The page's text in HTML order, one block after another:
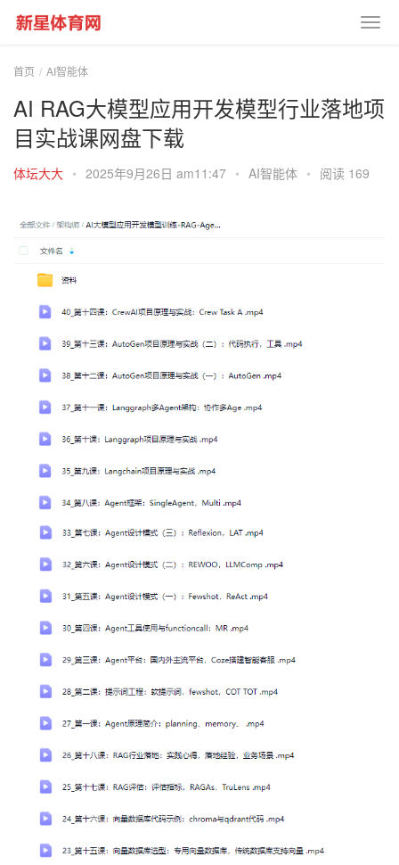
首页 AI智能体
AI RAG大模型应用开发​模型行业落地项
目实战课网盘下载
体坛大大 • 2025年9月26日 am11:47 • AI智能体 • 阅读 169